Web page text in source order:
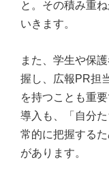
と。その積み重
いきます。
また、学生や保
握し、広報PR担
を持つことも重
導入も、「自分
常的に把握する
があります。